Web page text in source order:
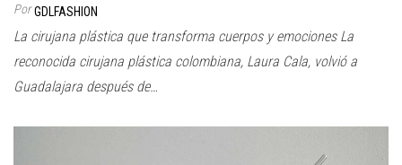
Por GDLFASHION
La cirujana plástica que transforma cuerpos y emociones La
reconocida cirujana plástica colombiana, Laura Cala, volvió a
Guadalajara después de…